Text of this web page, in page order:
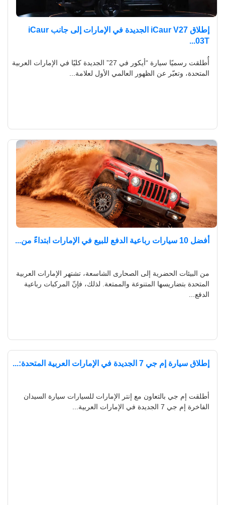
إطلاق iCaur V27 الجديدة في الإمارات إلى جانب iCaur
03T...
أُطلقت رسميًا سيارة “أيكور في 27” الجديدة كليًا في الإمارات العربية
المتحدة، وتعبّر عن الظهور العالمي الأول لعلامة...
أفضل 10 سيارات رباعية الدفع للبيع في الإمارات ابتداءً من...
من البيئات الحضرية إلى الصحارى الشاسعة، تشتهر الإمارات العربية
المتحدة بتضاريسها المتنوعة والممتعة. لذلك، فإنّ المركبات رباعية
الدفع...
إطلاق سيارة إم جي 7 الجديدة في الإمارات العربية المتحدة:...
أطلقت إم جي بالتعاون مع إنتر الإمارات للسيارات سيارة السيدان
الفاخرة إم جي 7 الجديدة في الإمارات العربية...